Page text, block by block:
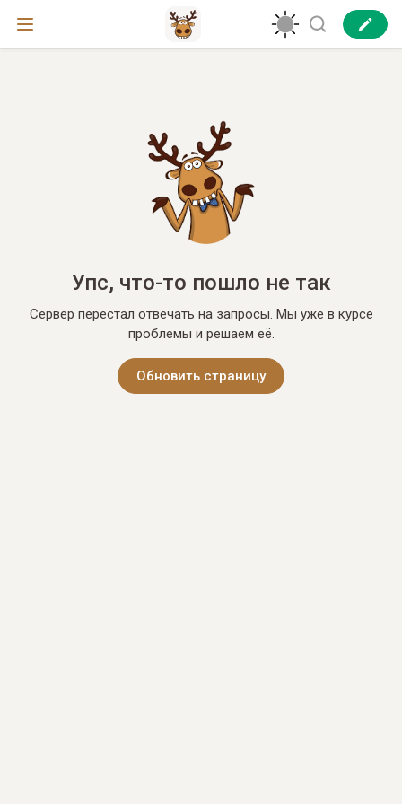
Упс, что-то пошло не так
Сервер перестал отвечать на запросы. Мы уже в курсе
проблемы и решаем её.
Обновить страницу